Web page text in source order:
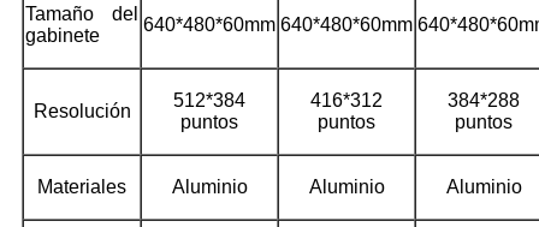
Tamaño del
gabinete
640*480*60mm 640*480*60mm
Resolución
512*384
puntos
416*312
puntos
384*288
puntos
Materiales Aluminio Aluminio Aluminio